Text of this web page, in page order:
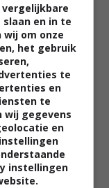
02:40
en in te
wij om onze
het gebruik
te
en
te
wij gegevens
en
instellingen